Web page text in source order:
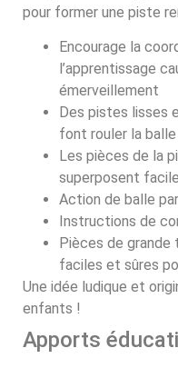
pour former une piste
Encourage la
l’apprentissage
émerveillement
Des pistes lisses
font rouler la
Les pièces de la
superposent
Action de balle
Instructions de
Pièces de grande
faciles et sûres
Une idée ludique et
enfants !
Apports